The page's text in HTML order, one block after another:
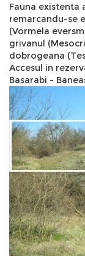
Fauna existenta
remarcandu-se
(Vormela
grivanul
dobrogeana
Accesul in
Basarabi -